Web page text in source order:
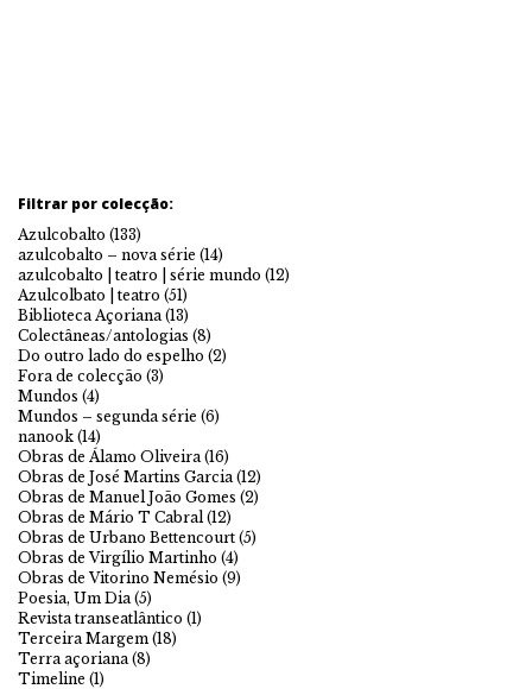
Filtrar por colecção:
Azulcobalto (133)
azulcobalto – nova série (14)
azulcobalto | teatro | série mundo (12)
Azulcolbato | teatro (51)
Biblioteca Açoriana(13)
Colectâneas/antologias (8)
Do outro lado do espelho (2)
Fora de colecção (3)
Mundos (4)
Mundos – segunda série (6)
nanook (14)
Obras de Álamo Oliveira(16)
Obras de José Martins Garcia(12)
Obras de Manuel João Gomes (2)
Obras de Mário T Cabral(12)
Obras de Urbano Bettencourt (5)
Obras de Virgílio Martinho (4)
Obras de Vitorino Nemésio (9)
Poesia, Um Dia(5)
Revista transeatlântico (1)
Terceira Margem (18)
Terra açoriana(8)
Timeline (1)